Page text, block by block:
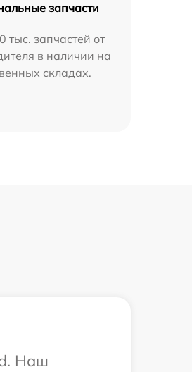
запчасти
тыс. запчастей от
в наличии на
складах.
Наш